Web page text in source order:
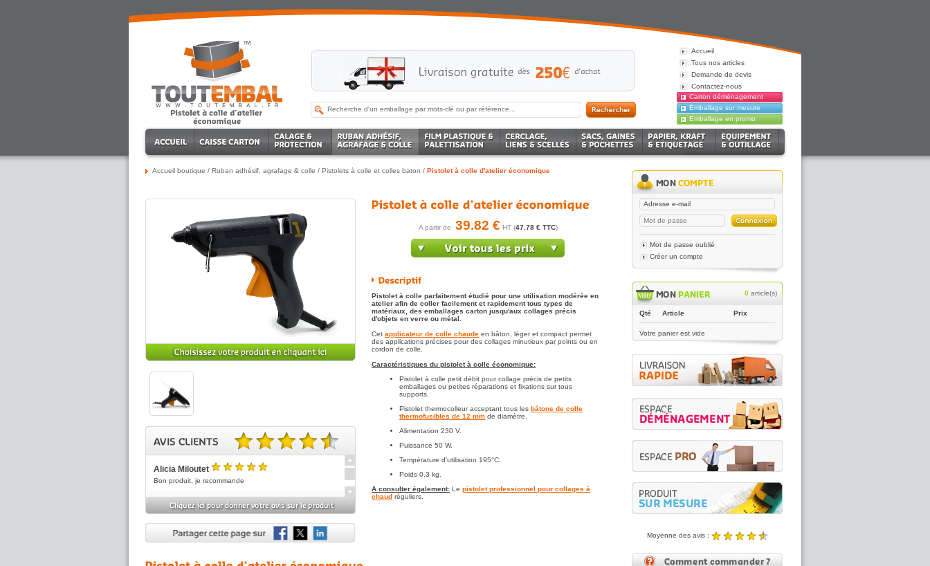
Accueil boutique / Ruban adhésif, agrafage & colle / Pistolets à colle et colles baton / Pistolet à colle d'atelier économique
4.50 sur 5 basé sur 2 note(s).
Alicia Miloutet
5
Bon produit, je recommande
Patrick Z.
4/5
(réf:PISCOL1)
Rien a signaler, bon pistolet léger et facile à utilisé
A partir de 39.82 € HT (47.78 € TTC)
Pistolet à colle parfaitement étudié pour une utilisation modérée en
atelier afin de coller facilement et rapidement tous types de
matériaux, des emballages carton jusqu'aux collages précis
d'objets en verre ou métal.
Cet applicateur de colle chaude en bâton, léger et compact permet
des applications précises pour des collages minutieux par points ou en
cordon de colle.
Caractéristiques du pistolet à colle économique:
Pistolet à colle petit débit pour collage précis de petits
emballages ou petites réparations et fixations sur tous
supports.
Pistolet thermocolleur acceptant tous les bâtons de colle
thermofusibles de 12 mm de diamètre.
Alimentation 230 V.
Puissance 50 W.
Température d'utilisation 195°C.
Poids 0.3 kg.
A consulter également: Le pistolet professionnel pour collages à
chaud réguliers.
Mot de passe oublié
Créer un compte
0 article(s)
Qté Article Prix
Votre panier est vide
Moyenne des avis :
Noté4.89/5 |8431reviews
Accueil
Tous nos articles
Demande de devis
Contactez-nous
Carton déménagement
Emballage sur mesure
Emballage en promo